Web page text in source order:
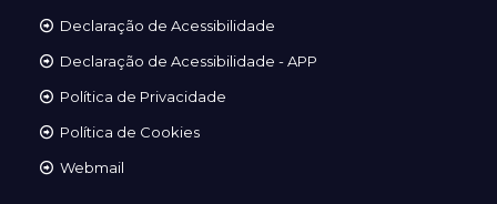
Declaração de Acessibilidade
Declaração de Acessibilidade - APP
Política de Privacidade
Política de Cookies
Webmail